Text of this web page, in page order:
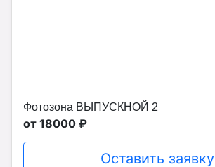
Фотозона ВЫПУСКНОЙ 2
от 18000 ₽
Оставить заявку